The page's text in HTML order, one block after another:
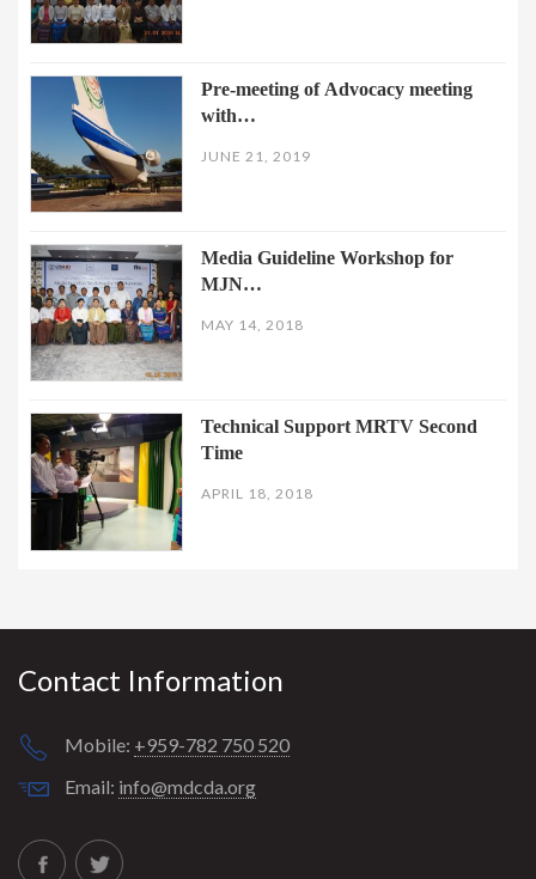
Pre-meeting of Advocacy meeting
with…
JUNE 21, 2019
Media Guideline Workshop for
MJN…
MAY 14, 2018
Technical Support MRTV Second
Time
APRIL 18, 2018
Contact Information
Mobile: +959-782 750 520
Email: info@mdcda.org